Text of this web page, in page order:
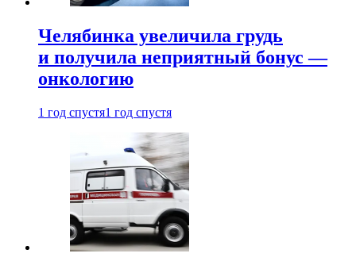
Челябинка увеличила грудь
и получила неприятный бонус —
онкологию
1 год спустя1 год спустя